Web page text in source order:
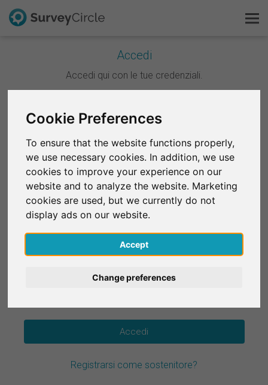
Cookie Preferences
To ensure that the website functions properly,
we use necessary cookies. In addition, we use
cookies to improve your experience on our
website and to analyze the website. Marketing
cookies are used, but we currently do not
display ads on our website.
Accept
Change preferences
Accedi
Accedi qui con le tue credenziali.
Continua con Google
Continua con Facebook
OPPURE
E-mail*
Password*
Registrarsi come sostenitore?
Questo è SurveyCircle
FAQ
Registrati gratis
Accedi
English
Deutsch
Español
Français